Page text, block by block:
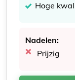
Hoge
Nadelen:
Prijzig